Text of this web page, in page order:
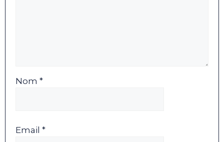
Nom *
Email *